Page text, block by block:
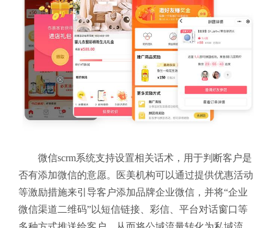
微信scrm系统支持设置相关话术，用于判断客户是
否有添加微信的意愿。医美机构可以通过提供优惠活动
等激励措施来引导客户添加品牌企业微信，并将“企业
微信渠道二维码”以短信链接、彩信、平台对话窗口等